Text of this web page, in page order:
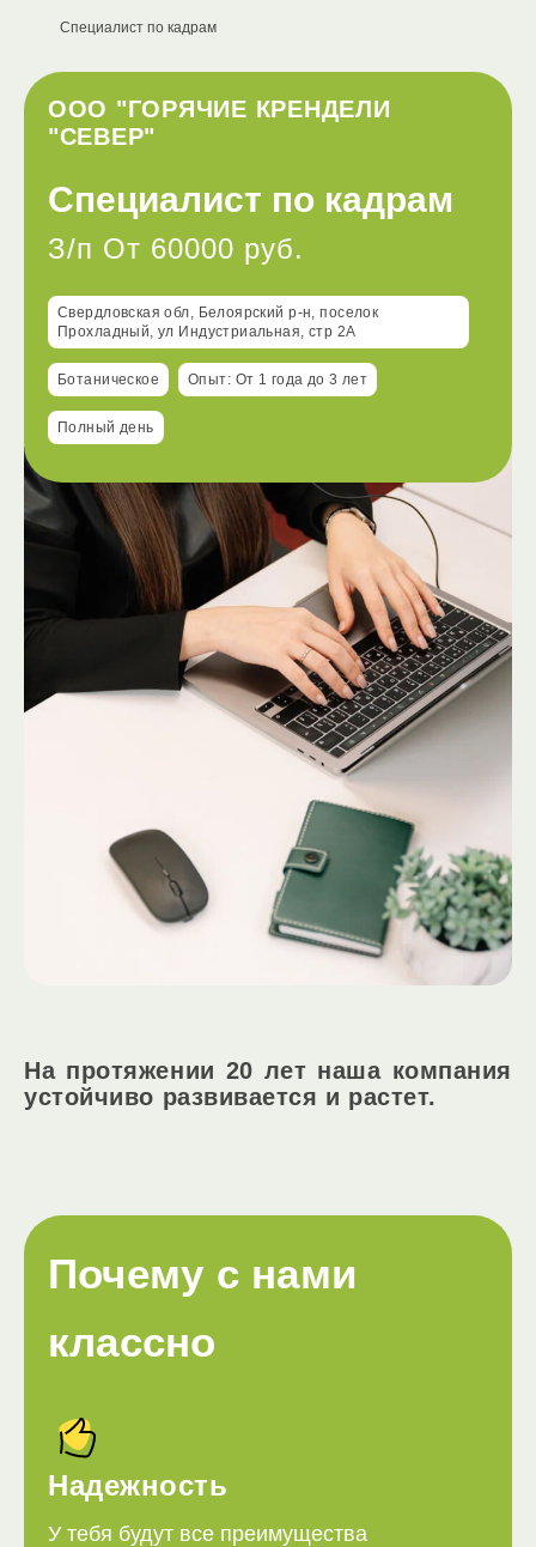
ООО "ГОРЯЧИЕ КРЕНДЕЛИ
"СЕВЕР"
Специалист по кадрам
Специалист по кадрам
З/п От 60000 руб.
Свердловская обл, Белоярский р-н, поселок
Прохладный, ул Индустриальная, стр 2А
Ботаническое Опыт: От 1 года до 3 лет
Полный день
На протяжении 20 лет наша компания
устойчиво развивается и растет.
Почему с нами
классно
Надежность
У тебя будут все преимущества